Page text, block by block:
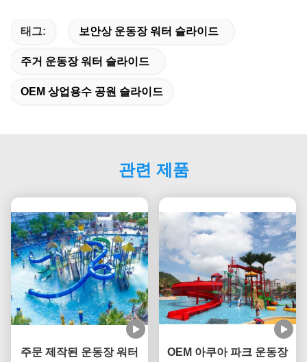
태그: 보안상 운동장 워터 슬라이드
주거 운동장 워터 슬라이드
OEM 상업용수 공원 슬라이드
관련 제품
주문 제작된 운동장 워터
OEM 아쿠아 파크 운동장